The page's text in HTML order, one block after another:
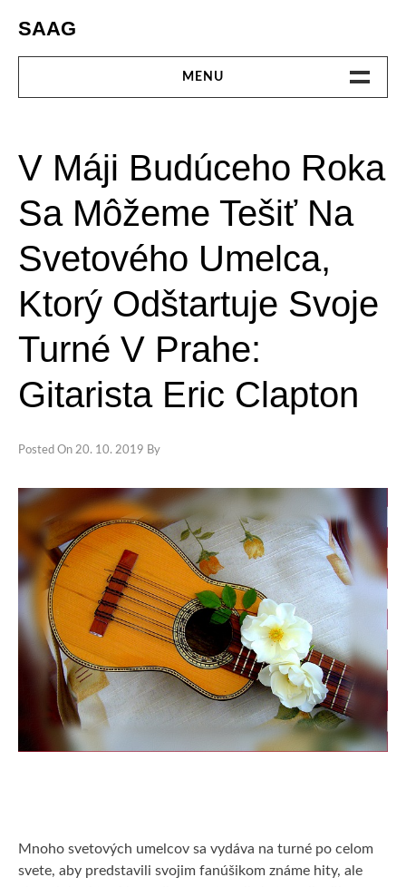
content
SAAG
MENU
ELEKTRO
KULTÚRA
MÓDA
ONLINE
PENIAZE
SLUŽBY
VZDELANIE
ŽIVOTNÝ ŠTÝL
V Máji Budúceho Roka
Sa Môžeme Tešiť Na
Svetového Umelca,
Ktorý Odštartuje Svoje
Turné V Prahe:
Gitarista Eric Clapton
Posted On 20. 10. 2019 By
Mnoho svetových umelcov sa vydáva na turné po celom
svete, aby predstavili svojim fanúšikom známe hity, ale